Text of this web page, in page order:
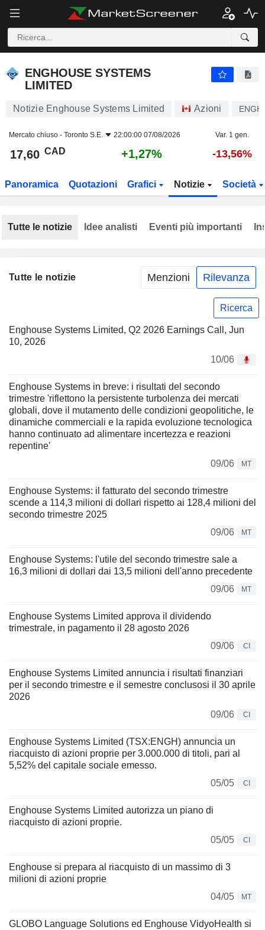
ENGHOUSE SYSTEMS
LIMITED
Notizie Enghouse Systems Limited Azioni ENGH
Mercato chiuso - Toronto S.E. 22:00:00 07/08/2026 Var. 1 gen.
17,60 CAD +1,27% -13,56%
Panoramica Quotazioni Grafici Notizie Società
Tutte le notizie Menzioni Rilevanza
Ricerca
Enghouse Systems Limited, Q2 2026 Earnings Call, Jun
10, 2026
10/06
Enghouse Systems in breve: i risultati del secondo
trimestre 'riflettono la persistente turbolenza dei mercati
globali, dove il mutamento delle condizioni geopolitiche, le
dinamiche commerciali e la rapida evoluzione tecnologica
hanno continuato ad alimentare incertezza e reazioni
repentine'
09/06
MT
Enghouse Systems: il fatturato del secondo trimestre
scende a 114,3 milioni di dollari rispetto ai 128,4 milioni del
secondo trimestre 2025
09/06
MT
Enghouse Systems: l'utile del secondo trimestre sale a
16,3 milioni di dollari dai 13,5 milioni dell'anno precedente
09/06
MT
Enghouse Systems Limited approva il dividendo
trimestrale, in pagamento il 28 agosto 2026
09/06
CI
Enghouse Systems Limited annuncia i risultati finanziari
per il secondo trimestre e il semestre conclusosi il 30 aprile
2026
09/06
CI
Enghouse Systems Limited (TSX:ENGH) annuncia un
riacquisto di azioni proprie per 3.000.000 di titoli, pari al
5,52% del capitale sociale emesso.
05/05
CI
Enghouse Systems Limited autorizza un piano di
riacquisto di azioni proprie.
05/05
CI
Enghouse si prepara al riacquisto di un massimo di 3
milioni di azioni proprie
04/05
MT
GLOBO Language Solutions ed Enghouse VidyoHealth si
Tutte le notizie Idee analisti Eventi più importanti